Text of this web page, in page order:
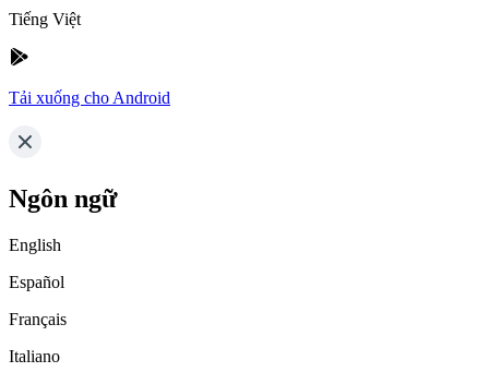
Tiếng Việt
Tải xuống cho Android
Ngôn ngữ
English
Español
Français
Italiano